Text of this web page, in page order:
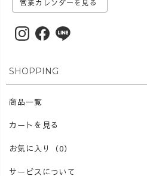
営業カレンダーを見る
SHOPPING
商品一覧
カートを見る
お気に入り（0）
サービスについて